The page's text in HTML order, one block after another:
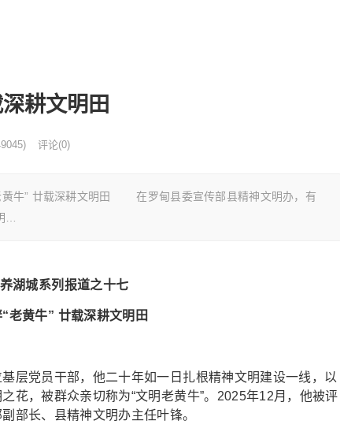
耕文明田
评论(0)
黄牛” 廿载深耕文明田 在罗甸县委宣传部县精神文明办，有
…
湖城系列报道之十七
老黄牛” 廿载深耕文明田
党员干部，他二十年如一日扎根精神文明建设一线，以
花，被群众亲切称为“文明老黄牛”。2025年12月，他被评
部长、县精神文明办主任叶锋。